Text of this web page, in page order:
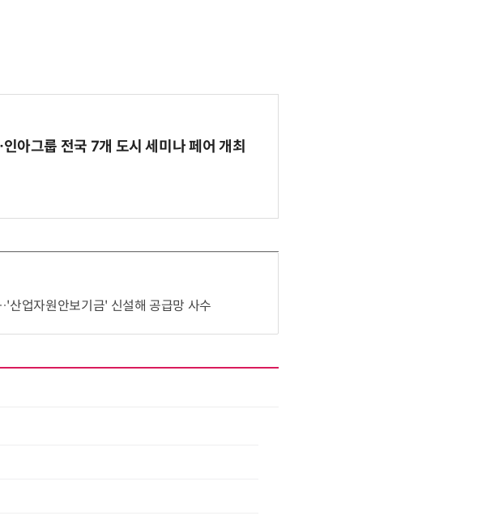
아그룹 전국 7개 도시 세미나 페어 개최
업자원안보기금' 신설해 공급망 사수